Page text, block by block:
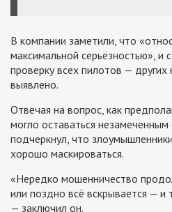
В компании заметили, что
максимальной серьёзностью», и
проверку всех пилотов —
выявлено.
Отвечая на вопрос, как
могло оставаться
подчеркнул, что
хорошо маскироваться.
«Нередко мошенничество
или поздно всё вскрывается — и
— заключил он.